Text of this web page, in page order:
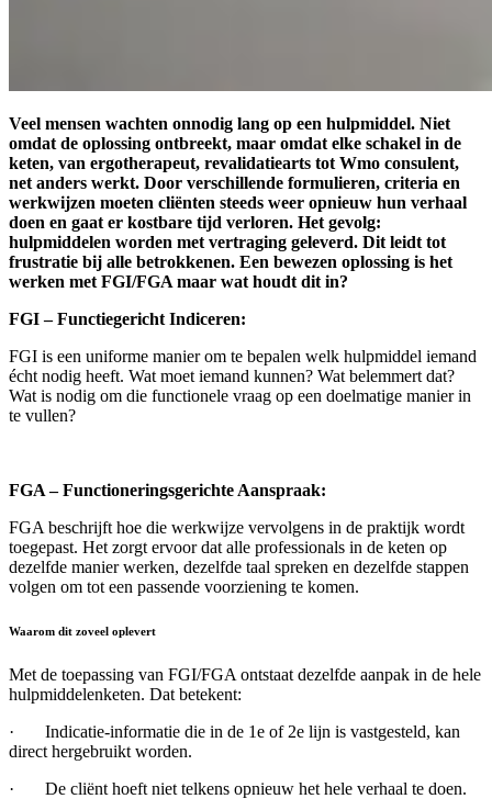
Veel mensen wachten onnodig lang op een hulpmiddel. Niet
omdat de oplossing ontbreekt, maar omdat elke schakel in de
keten, van ergotherapeut, revalidatiearts tot Wmo consulent,
net anders werkt. Door verschillende formulieren, criteria en
werkwijzen moeten cliënten steeds weer opnieuw hun verhaal
doen en gaat er kostbare tijd verloren. Het gevolg:
hulpmiddelen worden met vertraging geleverd. Dit leidt tot
frustratie bij alle betrokkenen. Een bewezen oplossing is het
werken met FGI/FGA maar wat houdt dit in?
FGI – Functiegericht Indiceren:
FGI is een uniforme manier om te bepalen welk hulpmiddel iemand
écht nodig heeft. Wat moet iemand kunnen? Wat belemmert dat?
Wat is nodig om die functionele vraag op een doelmatige manier in
te vullen?
FGA – Functioneringsgerichte Aanspraak:
FGA beschrijft hoe die werkwijze vervolgens in de praktijk wordt
toegepast. Het zorgt ervoor dat alle professionals in de keten op
dezelfde manier werken, dezelfde taal spreken en dezelfde stappen
volgen om tot een passende voorziening te komen.
Waarom dit zoveel oplevert
Met de toepassing van FGI/FGA ontstaat dezelfde aanpak in de hele
hulpmiddelenketen. Dat betekent:
· Indicatie-informatie die in de 1e of 2e lijn is vastgesteld, kan
direct hergebruikt worden.
· De cliënt hoeft niet telkens opnieuw het hele verhaal te doen.